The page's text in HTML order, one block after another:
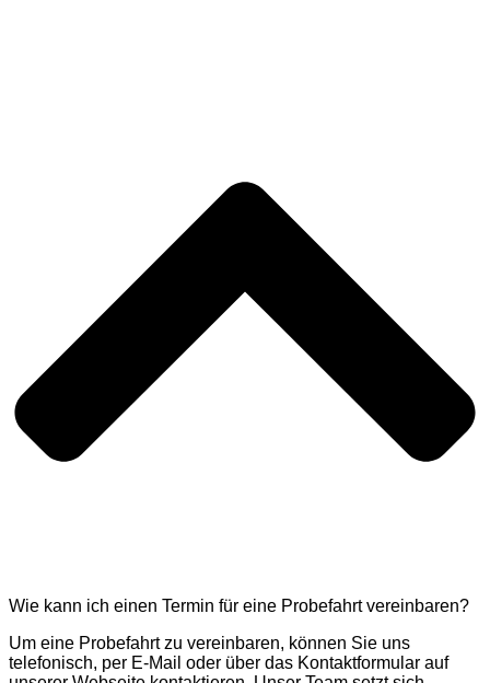
Wie kann ich einen Termin für eine Probefahrt vereinbaren?
Um eine Probefahrt zu vereinbaren, können Sie uns
telefonisch, per E-Mail oder über das Kontaktformular auf